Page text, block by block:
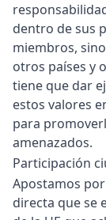
dentro de sus
miembros,
otros países y
tiene que dar
estos valores
para
amenazados.
Participación
Apostamos
directa que se